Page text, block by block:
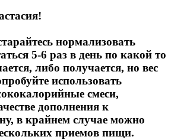
нормализовать
5-6 раз в день по какой то
либо получается, но вес
использовать
смеси,
дополнения к
в крайнем случае можно
приемов пищи.